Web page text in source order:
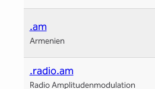
.am
Armenien
.radio.am
Radio Amplitudenmodulation